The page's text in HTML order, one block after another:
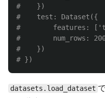
#    })
#    test: Dataset({
#        features:
#        num_rows:
#    })
datasets.load_dataset